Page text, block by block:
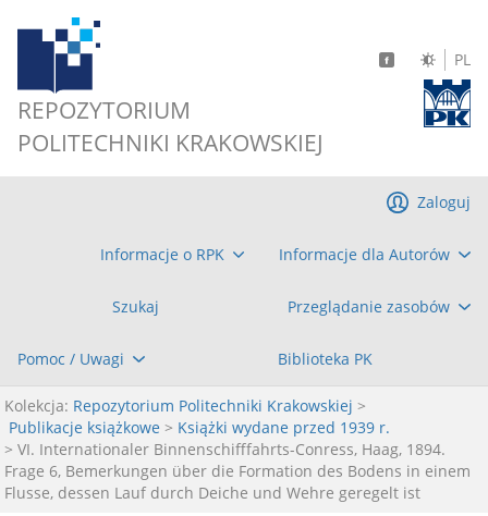
REPOZYTORIUM
POLITECHNIKI KRAKOWSKIEJ
PL
Informacje o RPK Informacje dla Autorów
Szukaj Przeglądanie zasobów
Pomoc / Uwagi Biblioteka PK
Zaloguj
Kolekcja: Repozytorium Politechniki Krakowskiej >
Publikacje książkowe > Książki wydane przed 1939 r.
> VI. Internationaler Binnenschifffahrts-Conress, Haag, 1894.
Frage 6, Bemerkungen über die Formation des Bodens in einem
Flusse, dessen Lauf durch Deiche und Wehre geregelt ist